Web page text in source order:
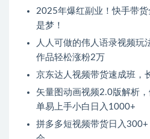
2025年爆红副业！快手带
是梦！
人人可做的伟人语录视频玩
作品轻松涨粉2万
京东达人视频带货速成班，
矢量图动画视频2.0版解析
单易上手小白日入1000+
拼多多短视频带货日入